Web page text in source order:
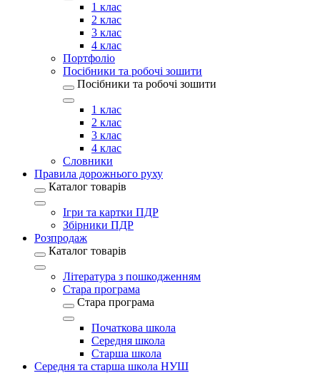
1 клас
2 клас
3 клас
4 клас
Портфоліо
Посібники та робочі зошити
Посібники та робочі зошити
1 клас
2 клас
3 клас
4 клас
Словники
Правила дорожнього руху
Каталог товарів
Ігри та картки ПДР
Збірники ПДР
Розпродаж
Каталог товарів
Література з пошкодженням
Стара програма
Стара програма
Початкова школа
Середня школа
Старша школа
Середня та старша школа НУШ